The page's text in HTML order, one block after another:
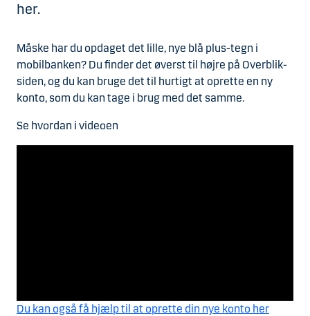
her.
Måske har du opdaget det lille, nye blå plus-tegn i
mobilbanken? Du finder det øverst til højre på Overblik-
siden, og du kan bruge det til hurtigt at oprette en ny
konto, som du kan tage i brug med det samme.
Se hvordan i videoen
Du kan også få hjælp til at oprette din nye konto her